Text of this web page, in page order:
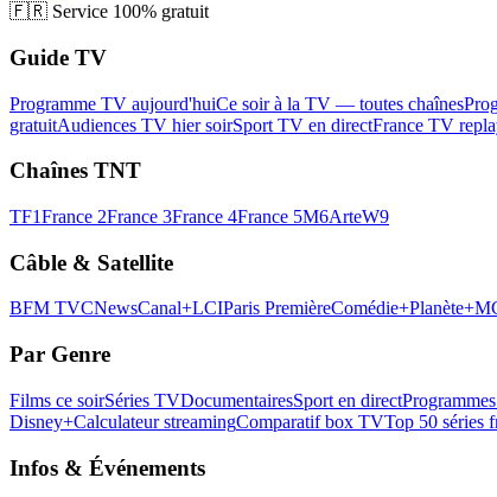
🇫🇷 Service 100% gratuit
Guide TV
Programme TV aujourd'huiCe soir à la TV — toutes chaînes
gratuitAudiences TV hier soirSport TV en directFrance TV
Chaînes TNT
TF1France 2France 3France 4France 5M6ArteW9
Câble & Satellite
BFM TVCNewsCanal+LCIParis PremièreComédie+Planète+
Par Genre
Films ce soirSéries TVDocumentairesSport en direct
Disney+Calculateur streamingComparatif box TVTop 50 séries
Infos & Événements